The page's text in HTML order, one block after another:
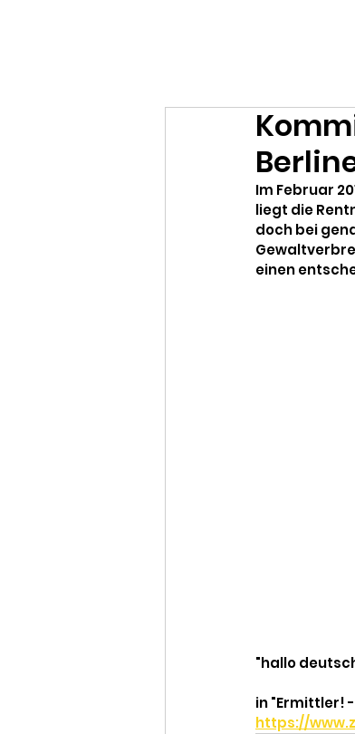
Im Februar
liegt die
doch bei
einen
"hallo
in "Ermittler!
https://